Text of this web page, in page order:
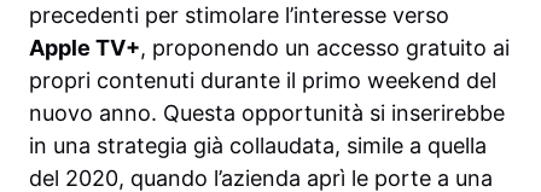
precedenti per stimolare l’interesse verso
Apple TV+, proponendo un accesso gratuito ai
propri contenuti durante il primo weekend del
nuovo anno. Questa opportunità si inserirebbe
in una strategia già collaudata, simile a quella
del 2020, quando l’azienda aprì le porte a una